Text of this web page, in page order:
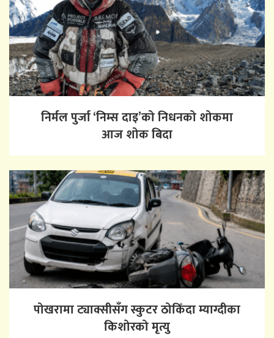
निर्मल पुर्जा ‘निम्स दाइ’को निधनको शोकमा
आज शोक बिदा
पोखरामा ट्याक्सीसँग स्कुटर ठोकिँदा म्याग्दीका
किशोरको मृत्यु